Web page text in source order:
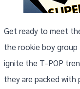
Get ready to meet
the rookie boy group
ignite the T-POP
they are packed with